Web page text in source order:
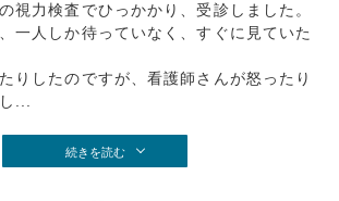
視力検査でひっかかり、受診しました。
一人しか待っていなく、すぐに見ていた
りしたのですが、看護師さんが怒ったり
...
続きを読む